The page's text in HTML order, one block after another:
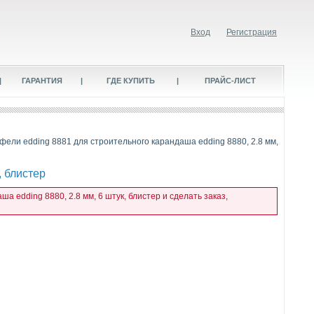
Вход Регистрация
| ГАРАНТИЯ | ГДЕ КУПИТЬ | ПРАЙС-ЛИСТ
edding 8881 для строительного карандаша edding 8880, 2.8 мм,
edding 8880, 2.8 мм, 6 штук, блистер и сделать заказ,